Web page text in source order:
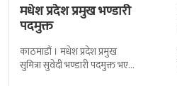
मधेश प्रदेश प्रमुख भण्डारी
पदमुक्त
काठमाडौं । मधेश प्रदेश प्रमुख
सुमित्रा सुवेदी भण्डारी पदमुक्त भएकी